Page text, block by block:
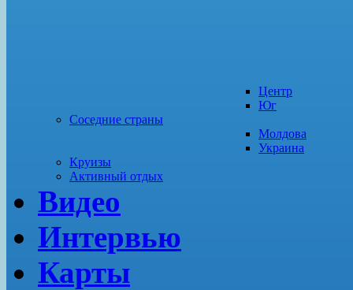
Центр
Юг
Соседние страны
Молдова
Украина
Круизы
Активный отдых
Видео
Интервью
Карты